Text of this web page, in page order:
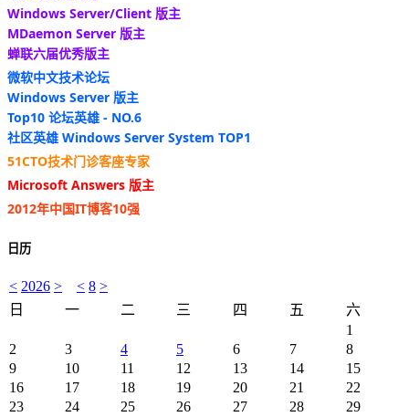
Windows Server/Client 版主
MDaemon Server 版主
蝉联六届优秀版主
微软中文技术论坛
Windows Server 版主
Top10 论坛英雄 - NO.6
社区英雄 Windows Server System TOP1
51CTO技术门诊客座专家
Microsoft Answers 版主
2012年中国IT博客10强
日历
< 2026 > < 8 >
日
一 二 三 四 五
六
1
2
3 4 5 6 7
8
9
10 11 12 13 14
15
16
17 18 19 20 21
22
23
24 25 26 27 28
29